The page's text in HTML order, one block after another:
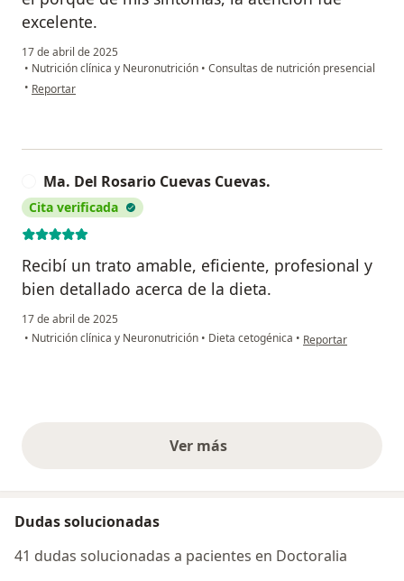
excelente.
17 de abril de 2025
• Nutrición clínica y Neuronutrición • Consultas de nutrición presencial
• en opinión del usuario Jocelyn García
Reportar
Ma. Del Rosario Cuevas Cuevas.
Cita verificada
Recibí un trato amable, eficiente, profesional y
bien detallado acerca de la dieta.
17 de abril de 2025
• Nutrición clínica y Neuronutrición • Dieta cetogénica • en opinión del
Reportar
Ver másopiniones anteriores
Dudas solucionadas
41 dudas solucionadas a pacientes en Doctoralia